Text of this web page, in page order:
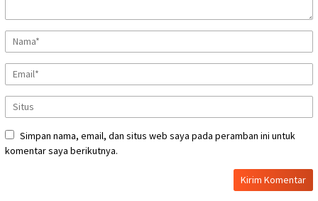
Simpan nama, email, dan situs web saya pada peramban ini untuk
komentar saya berikutnya.